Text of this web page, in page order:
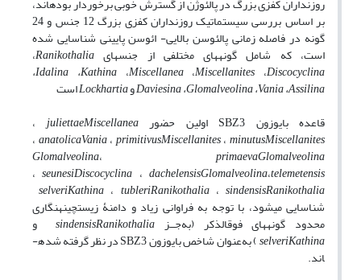
روزن­داران کف­زی بزرگ در پالئوژن از گسترش خوبی برخوردار بوده­اند،
بر اساس بررسی سیستماتیک روزن­داران کف­زی بزرگ 12 جنس و 24
گونه در فاصله زمانی پالئوسن بالایی- ائوسن پایینی شناسایی شده
است، که شامل گونه­های مختلفی از جنس­های Ranikothalia،
Discocyclina، Miscellanites،Miscellanea،Kathina، Idalina،
Assilina،Vania،Glomalveolina،DaviesinaوLockhartiaاست
قاعده بایوزون SBZ3 اولین حضورMiscellanea
juliettae ،
Miscellanites
minutus،Miscellanites
primitivus،Vania
anatolica،
Glomalveolina
primaeva ،Glomalveolina
telemetensis،Glomalveolina
dachelensis ، Discocyclina
seunesi ،
Ranikothalia
sindensis ،Ranikothalia
tubleri ، Kathina
selveri
شناسایی می­شود، با توجه به فراوانی زیاد و دامنۀ زیست­چینه­نگاری
محدود گونه­های فوق­الذکر­ (به‌جــز Ranikothalia
sindensis و
Kathina
selveri) به‌عنوان شاخص بایوزونSBZ3در نظر گرفته شده­
اند.